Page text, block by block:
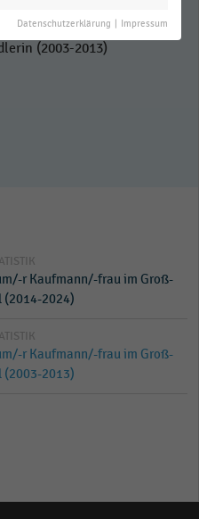
Buchhändler
(2003-2013)
r Kaufmann/-frau im Groß-
(2014-2024)
r Kaufmann/-frau im Groß-
(2003-2013)
Datenschutzerklärung Impressum